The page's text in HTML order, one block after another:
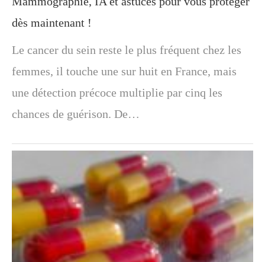
dès maintenant !
Le cancer du sein reste le plus fréquent chez les
femmes, il touche une sur huit en France, mais
une détection précoce multiplie par cinq les
chances de guérison. De…